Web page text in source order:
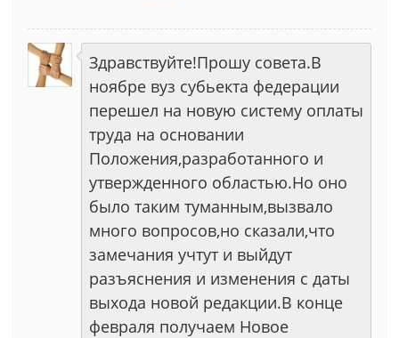
Здравствуйте!Прошу совета.В
ноябре вуз субьекта федерации
перешел на новую систему оплаты
труда на основании
Положения,разработанного и
утвержденного областью.Но оно
было таким туманным,вызвало
много вопросов,но сказали,что
замечания учтут и выйдут
разъяснения и изменения с даты
выхода новой редакции.В конце
февраля получаем Новое